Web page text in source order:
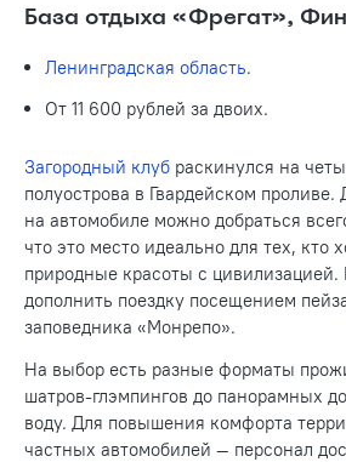
База отдыха «Фрегат»,
Ленинградская область.
От 11 600 рублей за двоих.
Загородный клуб раскинулся на
полуострова в Гвардейском проливе.
на автомобиле можно добраться
что это место идеально для тех, кто
природные красоты с
дополнить поездку посещением
заповедника «Монрепо».
На выбор есть разные форматы
шатров-глэмпингов до панорамных
воду. Для повышения комфорта
частных автомобилей — персонал